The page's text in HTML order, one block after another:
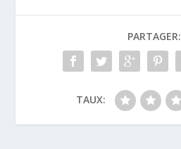
PARTAGER:
TAUX: